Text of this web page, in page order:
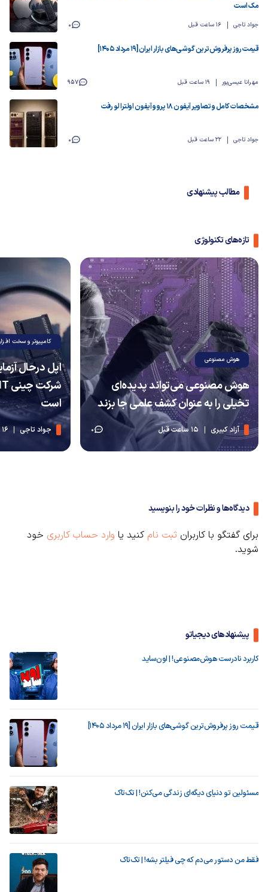
مک است
جواد تاجی 16 ساعت قبل 0
قیمت روز پرفروش‌ترین گوشی‌های بازار ایران [19 مرداد 1405]
مهرانا عیسی‌پور 19 ساعت قبل 957
مشخصات کامل و تصاویر آیفون ۱۸ پرو و آیفون اولترا لو رفت
جواد تاجی 22 ساعت قبل 0
مطالب پیشنهادی
تازه‌های تکنولوژی
هوش مصنوعی
هوش مصنوعی می‌تواند پدیده‌ای
تخیلی را به عنوان کشف علمی جا بزند
آزاد کبیری 15 ساعت قبل 0
کامپیوتر و سخت
اپل درحال
است
جواد تاجی 16 ساعت قبل
دیدگاه‌ها و نظرات خود را بنویسید
برای گفتگو با کاربران ثبت نام کنید یا وارد حساب کاربری خود
شوید.
پیشنهادهای دیجیاتو
کاربرد نادرست هوش‌مصنوعی! | اون‌ساید
قیمت روز پرفروش‌ترین گوشی‌های بازار ایران [19 مرداد 1405]
مسئولین تو دنیای دیگه‌ای زندگی می‌کنن! | تک‌تاک
فقط من دستور می‌دم که چی فیلتر بشه! | تک‌تاک